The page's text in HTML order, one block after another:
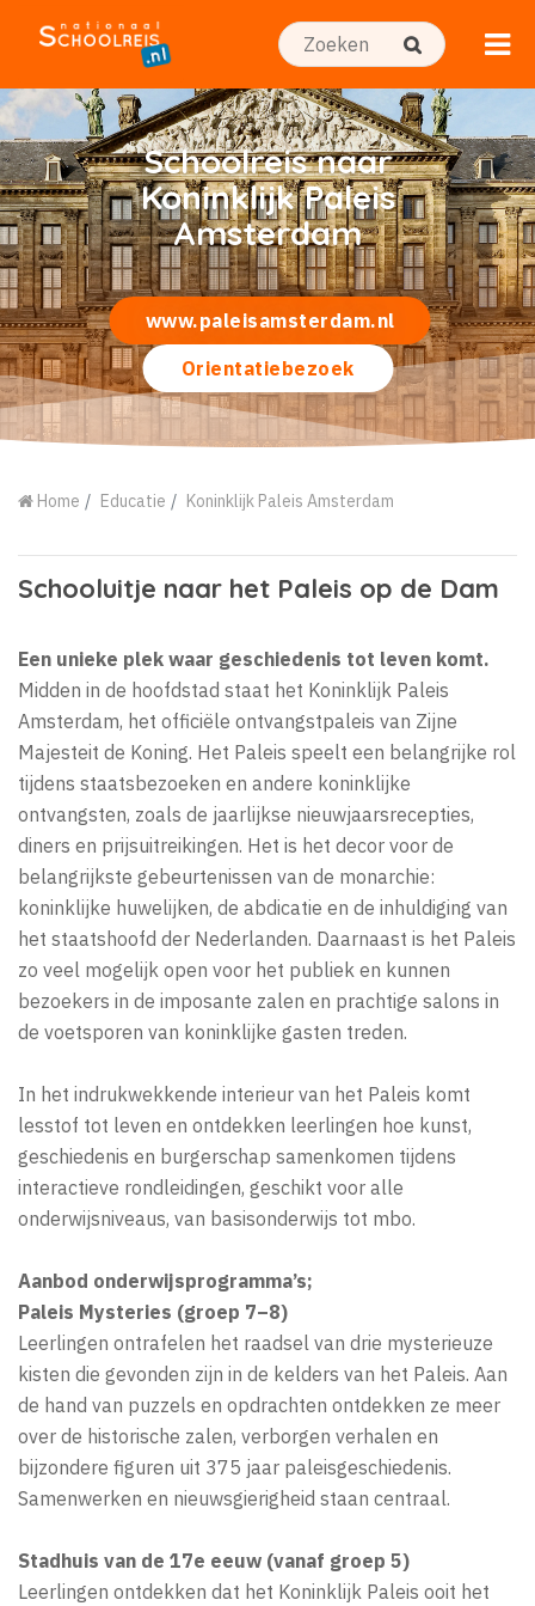
Schoolreis naar
Koninklijk Paleis
Amsterdam
www.paleisamsterdam.nl
Orientatiebezoek
Home Educatie Koninklijk Paleis Amsterdam
Schooluitje naar het Paleis op de Dam
Een unieke plek waar geschiedenis tot leven komt.
Midden in de hoofdstad staat het Koninklijk Paleis
Amsterdam, het officiële ontvangstpaleis van Zijne
Majesteit de Koning. Het Paleis speelt een belangrijke rol
tijdens staatsbezoeken en andere koninklijke
ontvangsten, zoals de jaarlijkse nieuwjaarsrecepties,
diners en prijsuitreikingen. Het is het decor voor de
belangrijkste gebeurtenissen van de monarchie:
koninklijke huwelijken, de abdicatie en de inhuldiging van
het staatshoofd der Nederlanden. Daarnaast is het Paleis
zo veel mogelijk open voor het publiek en kunnen
bezoekers in de imposante zalen en prachtige salons in
de voetsporen van koninklijke gasten treden.
In het indrukwekkende interieur van het Paleis komt
lesstof tot leven en ontdekken leerlingen hoe kunst,
geschiedenis en burgerschap samenkomen tijdens
interactieve rondleidingen, geschikt voor alle
onderwijsniveaus, van basisonderwijs tot mbo.
Aanbod onderwijsprogramma’s;
Paleis Mysteries (groep 7–8)
Leerlingen ontrafelen het raadsel van drie mysterieuze
kisten die gevonden zijn in de kelders van het Paleis. Aan
de hand van puzzels en opdrachten ontdekken ze meer
over de historische zalen, verborgen verhalen en
bijzondere figuren uit 375 jaar paleisgeschiedenis.
Samenwerken en nieuwsgierigheid staan centraal.
Stadhuis van de 17e eeuw (vanaf groep 5)
Leerlingen ontdekken dat het Koninklijk Paleis ooit het